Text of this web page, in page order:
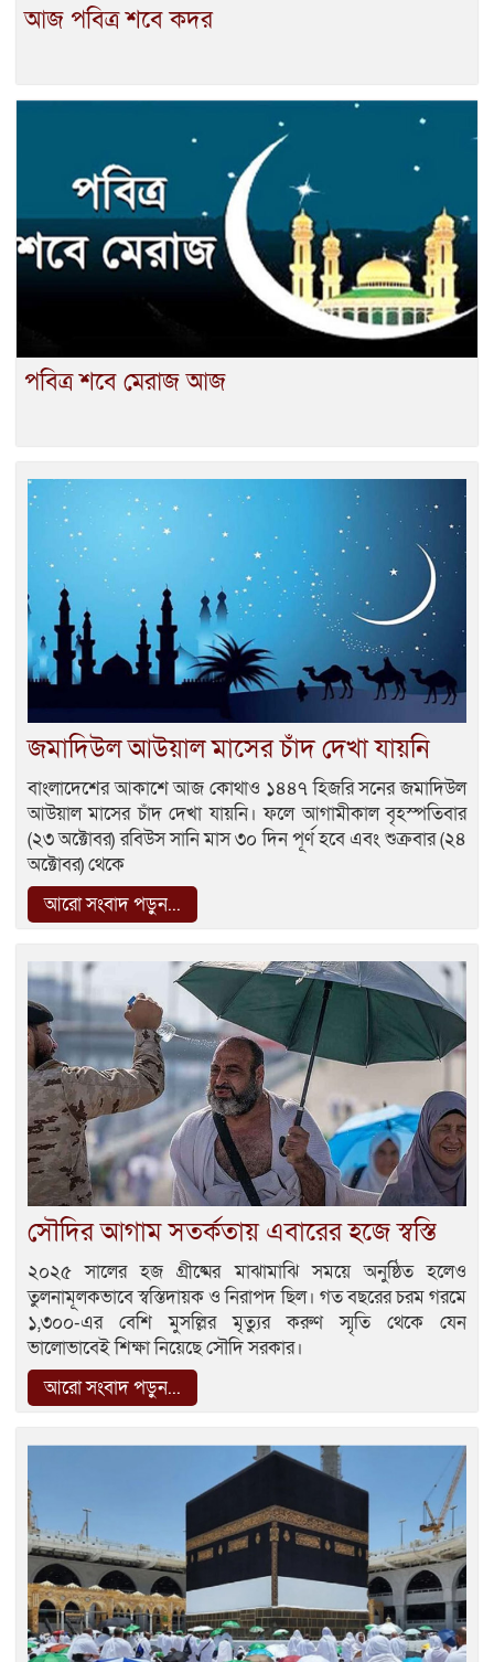
আজ পবিত্র শবে কদর
পবিত্র শবে মেরাজ আজ
জমাদিউল আউয়াল মাসের চাঁদ দেখা যায়নি
বাংলাদেশের আকাশে আজ কোথাও ১৪৪৭ হিজরি সনের জমাদিউল
আউয়াল মাসের চাঁদ দেখা যায়নি। ফলে আগামীকাল বৃহস্পতিবার
(২৩ অক্টোবর) রবিউস সানি মাস ৩০ দিন পূর্ণ হবে এবং শুক্রবার (২৪
অক্টোবর) থেকে
আরো সংবাদ পড়ুন...
সৌদির আগাম সতর্কতায় এবারের হজে স্বস্তি
২০২৫ সালের হজ গ্রীষ্মের মাঝামাঝি সময়ে অনুষ্ঠিত হলেও
তুলনামূলকভাবে স্বস্তিদায়ক ও নিরাপদ ছিল। গত বছরের চরম গরমে
১,৩০০-এর বেশি মুসল্লির মৃত্যুর করুণ স্মৃতি থেকে যেন
ভালোভাবেই শিক্ষা নিয়েছে সৌদি সরকার।
আরো সংবাদ পড়ুন...